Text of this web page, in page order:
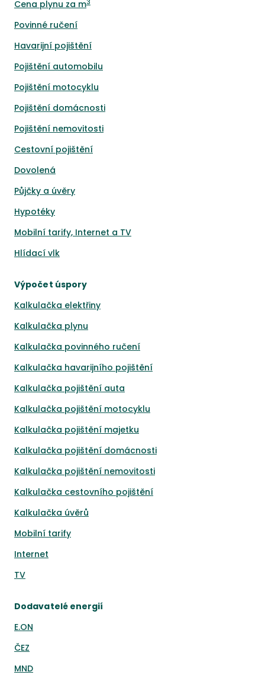
Cena plynu za m3
Povinné ručení
Havarijní pojištění
Pojištění automobilu
Pojištění motocyklu
Pojištění domácnosti
Pojištění nemovitosti
Cestovní pojištění
Dovolená
Půjčky a úvěry
Hypotéky
Mobilní tarify, Internet a TV
Hlídací vlk
Výpočet úspory
Kalkulačka elektřiny
Kalkulačka plynu
Kalkulačka povinného ručení
Kalkulačka havarijního pojištění
Kalkulačka pojištění auta
Kalkulačka pojištění motocyklu
Kalkulačka pojištění majetku
Kalkulačka pojištění domácnosti
Kalkulačka pojištění nemovitosti
Kalkulačka cestovního pojištění
Kalkulačka úvěrů
Mobilní tarify
Internet
TV
Dodavatelé energií
E.ON
ČEZ
MND